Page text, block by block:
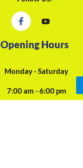
Opening Hours
Monday - Saturday
7:00 am - 6:00 pm